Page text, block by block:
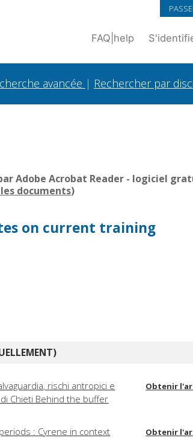
FAQ help
avancée | Rechercher par
Adobe Acrobat Reader - logiciel
documents)
on current training
rischi antropici e
Chieti Behind the buffer
Obtenir
: Cyrene in context Obtenir